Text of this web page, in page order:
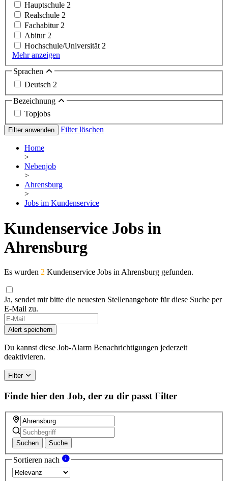
Hauptschule 2
Realschule 2
Fachabitur 2
Abitur 2
Hochschule/Universität 2
Mehr anzeigen
Sprachen
Deutsch 2
Bezeichnung
Topjobs
Filter anwenden Filter löschen
Home
>
Nebenjob
>
Ahrensburg
>
Jobs im Kundenservice
Kundenservice Jobs in
Ahrensburg
Es wurden 2 Kundenservice Jobs in Ahrensburg gefunden.
Ja, sendet mir bitte die neuesten Stellenangebote für diese Suche per
E-Mail zu.
Alert speichern
Du kannst diese Job-Alarm Benachrichtigungen jederzeit
deaktivieren.
Filter
Finde hier den Job, der zu dir passt Filter
Suchen Suche
Sortieren nach